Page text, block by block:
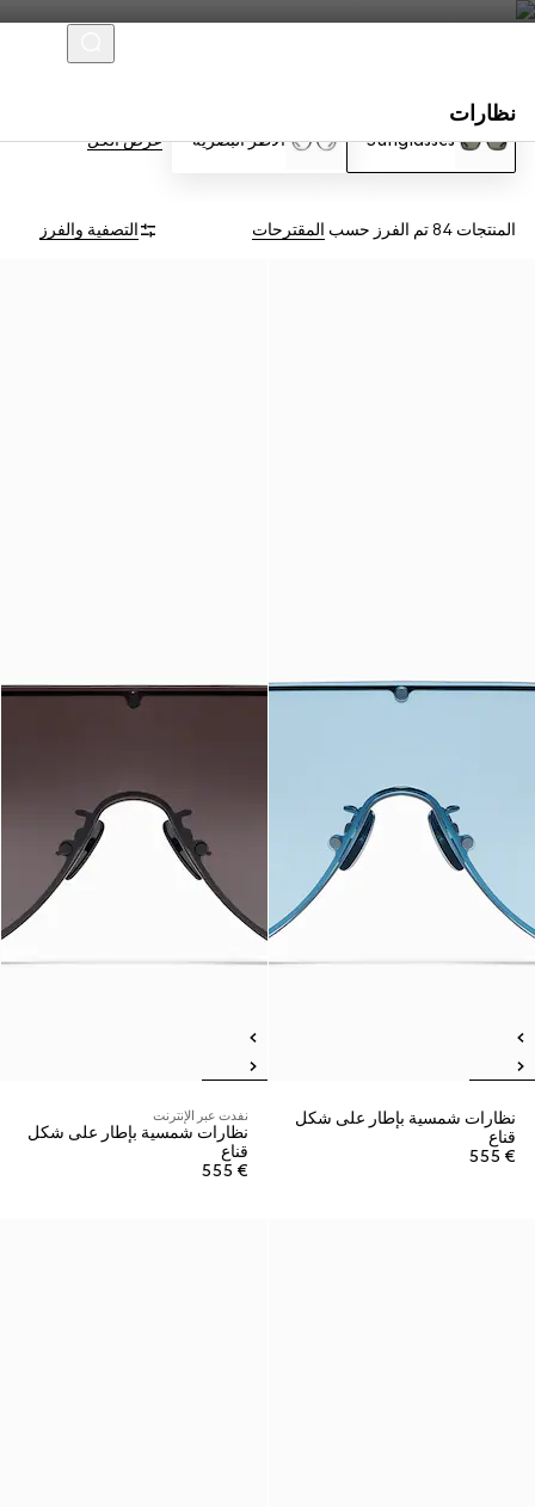
نظارات
Sunglasses الأطر البصرية عرض الكل
المنتجات 84 تم الفرز حسب المقترحات التصفية والفرز
نظارات شمسية بإطار على شكل
قناع
€ 555
نفدت عبر الإنترنت
نظارات شمسية بإطار على شكل
قناع
€ 555